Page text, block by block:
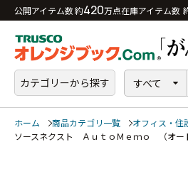
公開アイテム数 約420万点在庫アイテム数
カテゴリーから探す すべて
ホーム 商品カテゴリ一覧 オフィス・住
ソースネクスト ＡｕｔｏＭｅｍｏ （オ